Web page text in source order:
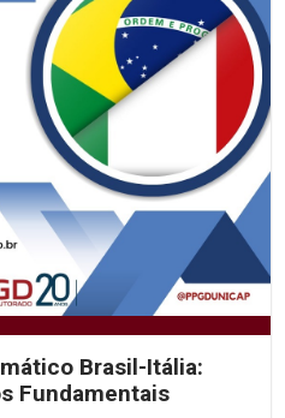
Brasil-Itália:
Fundamentais